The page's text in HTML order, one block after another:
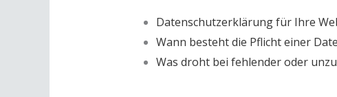
Datenschutzerklärung für Ihre
Wann besteht die Pflicht einer
Was droht bei fehlender oder